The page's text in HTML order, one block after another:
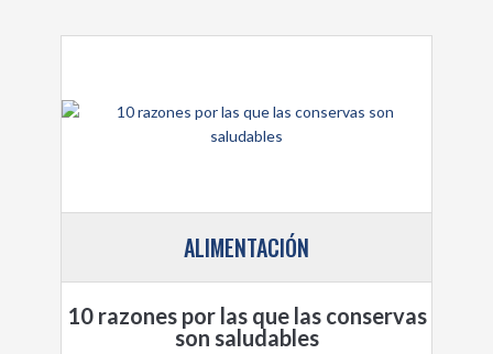
ALIMENTACIÓN
10 razones por las que las conservas
son saludables